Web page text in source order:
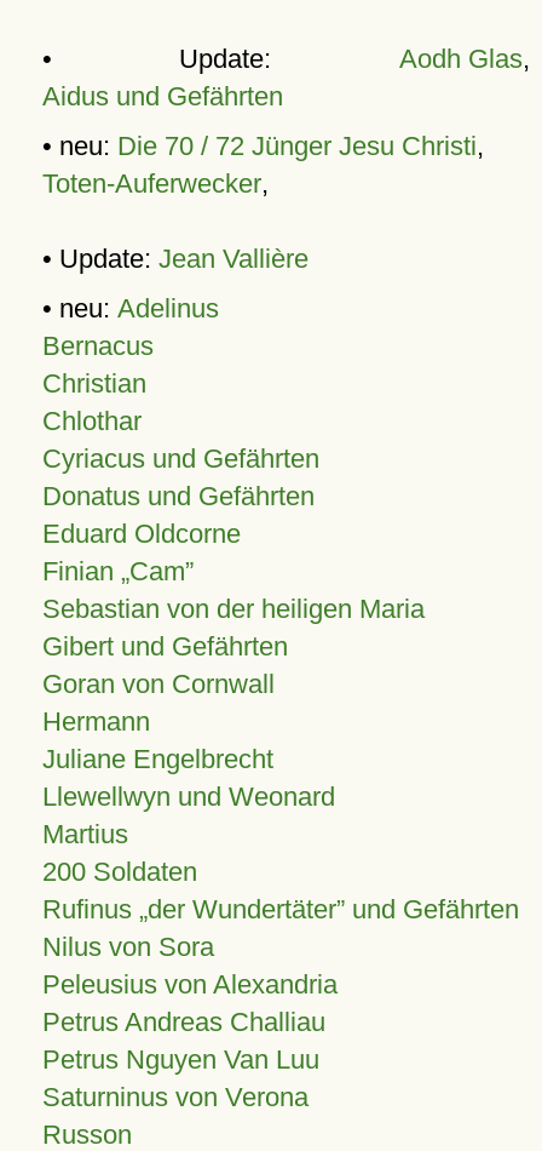
• Update: Aodh Glas,
Aidus und Gefährten
• neu: Die 70 / 72 Jünger Jesu Christi,
Toten-Auferwecker,
• Update: Jean Vallière
• neu: Adelinus
Bernacus
Christian
Chlothar
Cyriacus und Gefährten
Donatus und Gefährten
Eduard Oldcorne
Finian Cam
Sebastian von der heiligen Maria
Gibert und Gefährten
Goran von Cornwall
Hermann
Juliane Engelbrecht
Llewellwyn und Weonard
Martius
200 Soldaten
Rufinus „der Wundertäter” und Gefährten
Nilus von Sora
Peleusius von Alexandria
Petrus Andreas Challiau
Petrus Nguyen Van Luu
Saturninus von Verona
Russon